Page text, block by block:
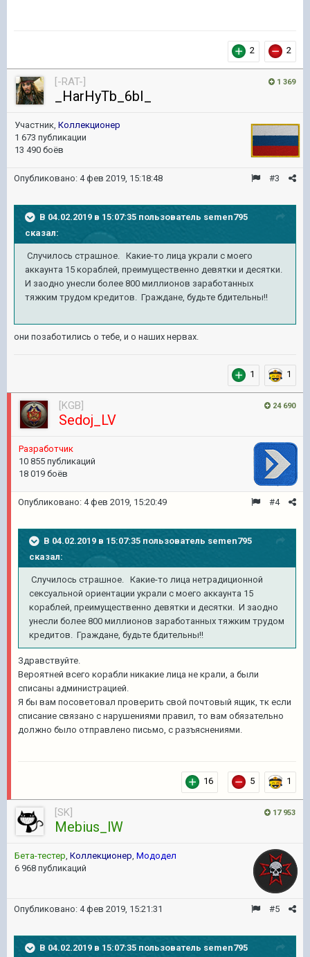
2 2
1 369
[-RAT-]
_HarHyTb_6bI_
Участник, Коллекционер
1 673 публикации
13 490 боёв
#3
Опубликовано: 4 фев 2019, 15:18:48
В 04.02.2019 в 15:07:35 пользователь semen795
сказал:
Случилось страшное. Какие-то лица украли с моего
аккаунта 15 кораблей, преимущественно девятки и десятки.
И заодно унесли более 800 миллионов заработанных
тяжким трудом кредитов. Граждане, будьте бдительны!!
они позаботились о тебе, и о наших нервах.
1 1
24 690
[KGB]
Sedoj_LV
Pазработчик
10 855 публикаций
18 019 боёв
#4
Опубликовано: 4 фев 2019, 15:20:49
В 04.02.2019 в 15:07:35 пользователь semen795
сказал:
Случилось страшное. Какие-то лица нетрадиционной
сексуальной ориентации украли с моего аккаунта 15
кораблей, преимущественно девятки и десятки. И заодно
унесли более 800 миллионов заработанных тяжким трудом
кредитов. Граждане, будьте бдительны!!
Здравствуйте.
Вероятней всего корабли никакие лица не крали, а были
списаны администрацией.
Я бы вам посоветовал проверить свой почтовый ящик, тк если
списание связано с нарушениями правил, то вам обязательно
должно было отправлено письмо, с разъяснениями.
16 5 1
17 953
[SK]
Mebius_lW
Бета-тестер Коллекционер Мододел
6 968 публикаций
#5
Опубликовано: 4 фев 2019, 15:21:31
В 04.02.2019 в 15:07:35 пользователь semen795